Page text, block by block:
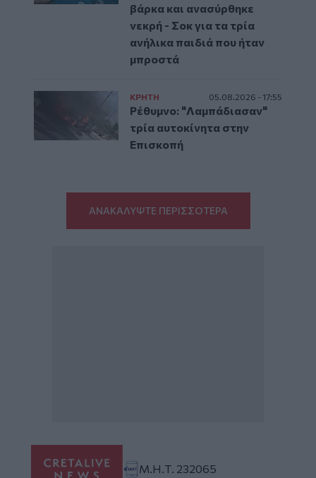
βάρκα και ανασύρθηκε
νεκρή - Σοκ για τα τρία
ανήλικα παιδιά που ήταν
μπροστά
ΚΡΗΤΗ 05.08.2026 - 17:55
Ρέθυμνο: "Λαμπάδιασαν"
τρία αυτοκίνητα στην
Επισκοπή
ΑΝΑΚΑΛΥΨΤΕ ΠΕΡΙΣΣΟΤΕΡΑ
Μ.Η.Τ. 232065